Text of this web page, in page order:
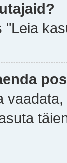
"Leia